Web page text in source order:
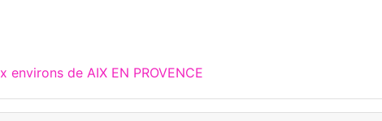
de AIX EN PROVENCE